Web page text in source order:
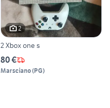
2
2 Xbox one s
80 €
Marsciano(PG)